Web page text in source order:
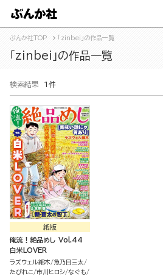
ぶんか社TOP 「zinbei」の作品一覧
「zinbei」の作品一覧
検索結果 1件
紙版
俺流！絶品めし Vol.44
白米LOVER
ラズウェル細木
魚乃目三太
たびれこ 市川ヒロシ なぐも